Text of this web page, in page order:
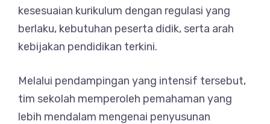
kesesuaian kurikulum dengan regulasi yang
berlaku, kebutuhan peserta didik, serta arah
kebijakan pendidikan terkini.
Melalui pendampingan yang intensif tersebut,
tim sekolah memperoleh pemahaman yang
lebih mendalam mengenai penyusunan